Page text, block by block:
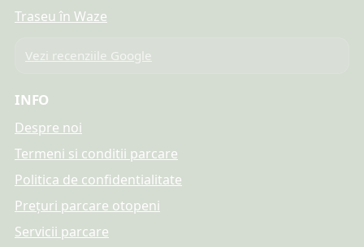
Traseu în Waze
Vezi recenziile Google
INFO
Despre noi
Termeni si conditii parcare
Politica de confidentialitate
Prețuri parcare otopeni
Servicii parcare